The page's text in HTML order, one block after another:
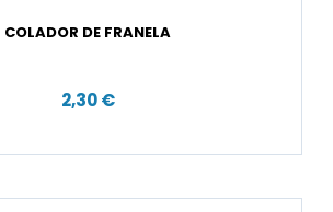
COLADOR DE FRANELA
2,30 €